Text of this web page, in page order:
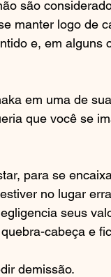
são
manter logo de
e, em alguns
em uma de
que você se
para se
no lugar
seus
cabeça e
demissão.